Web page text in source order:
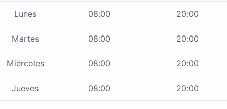
Lunes 08:00 20:00
Martes 08:00 20:00
Miércoles 08:00 20:00
Jueves 08:00 20:00